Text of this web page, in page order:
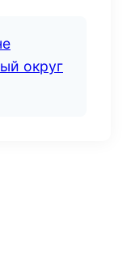
округ